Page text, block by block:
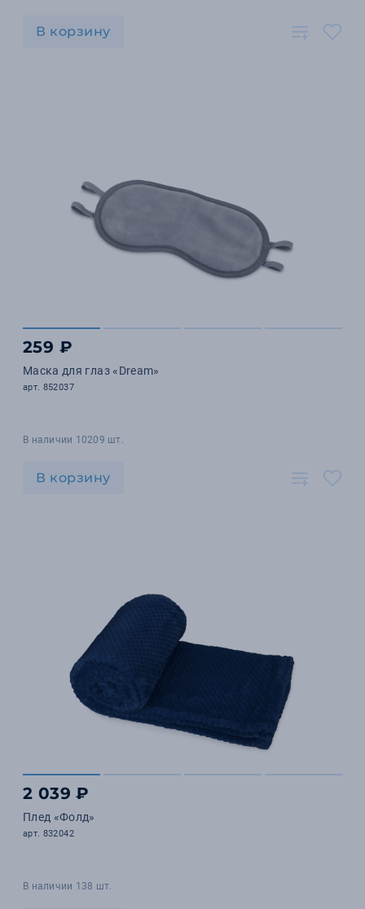
В корзину
259 ₽
Маска для глаз «Dream»
арт. 852037
В наличии 10209 шт.
В корзину
2 039 ₽
Плед «Фолд»
арт. 832042
В наличии 138 шт.